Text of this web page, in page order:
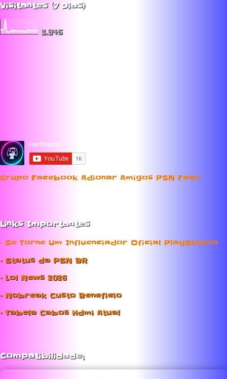
Visitantes (7 Dias)
3,945
Grupo Facebook Adionar Amigos PSN Facil
Links Importantes
• Se Torne Um Influenciador Oficial PlayStation
• Status da PSN BR
• Lol News 2026
• Nobreak Custo Beneficio
• Tabela Cabos Hdmi Atual
Compatibilidade;